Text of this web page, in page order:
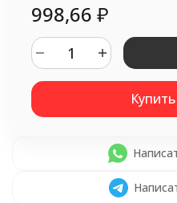
998,66 ₽